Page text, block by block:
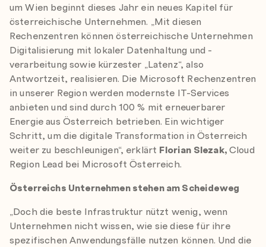
um Wien beginnt dieses Jahr ein neues Kapitel für
österreichische Unternehmen. „Mit diesen
Rechenzentren können österreichische Unternehmen
Digitalisierung mit lokaler Datenhaltung und -
verarbeitung sowie kürzester „Latenz“, also
Antwortzeit, realisieren. Die Microsoft Rechenzentren
in unserer Region werden modernste IT-Services
anbieten und sind durch 100 % mit erneuerbarer
Energie aus Österreich betrieben. Ein wichtiger
Schritt, um die digitale Transformation in Österreich
weiter zu beschleunigen“, erklärt Florian Slezak,Cloud
Region Lead bei Microsoft Österreich.
Österreichs Unternehmen stehen am Scheideweg
„Doch die beste Infrastruktur nützt wenig, wenn
Unternehmen nicht wissen, wie sie diese für ihre
spezifischen Anwendungsfälle nutzen können. Und die